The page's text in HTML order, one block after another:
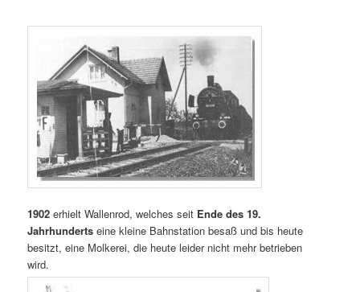
1902 erhielt Wallenrod, welches seit Ende des 19.
Jahrhunderts eine kleine Bahnstation besaß und bis heute
besitzt, eine Molkerei, die heute leider nicht mehr betrieben
wird.